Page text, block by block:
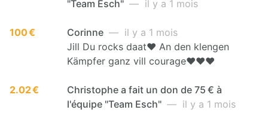
"Team Esch" — il y a 1 mois
100 € Corinne — il y a 1 mois
Jill Du rocks daat❤️ An den klengen
Kämpfer ganz vill courage❤️❤️❤️
2.02 €
Christophe a fait un don de 75 € à
l'équipe "Team Esch" — il y a 1 mois